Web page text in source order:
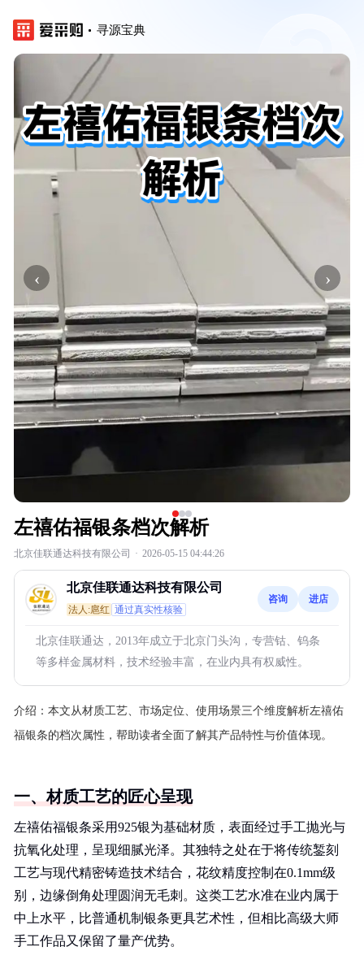
寻源宝典
‹ ›
左禧佑福银条档次解析
北京佳联通达科技有限公司 · 2026-05-15 04:44:26
北京佳联通达科技有限公司
法人:扈红 通过真实性核验
咨询 进店
北京佳联通达，2013年成立于北京门头沟，专营钴、钨条
等多样金属材料，技术经验丰富，在业内具有权威性。
介绍： 本文从材质工艺、市场定位、使用场景三个维度解析左禧佑
福银条的档次属性，帮助读者全面了解其产品特性与价值体现。
一、材质工艺的匠心呈现
左禧佑福银条采用925银为基础材质，表面经过手工抛光与
抗氧化处理，呈现细腻光泽。其独特之处在于将传统錾刻
工艺与现代精密铸造技术结合，花纹精度控制在0.1mm级
别，边缘倒角处理圆润无毛刺。这类工艺水准在业内属于
中上水平，比普通机制银条更具艺术性，但相比高级大师
手工作品又保留了量产优势。